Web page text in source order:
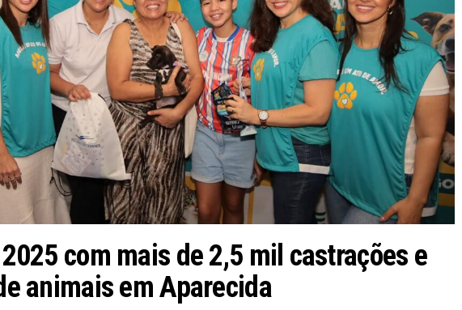
com mais de 2,5 mil castrações e
animais em Aparecida